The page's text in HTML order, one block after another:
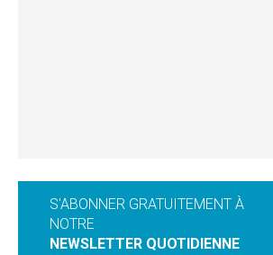
S'ABONNER GRATUITEMENT À
NOTRE
NEWSLETTER QUOTIDIENNE